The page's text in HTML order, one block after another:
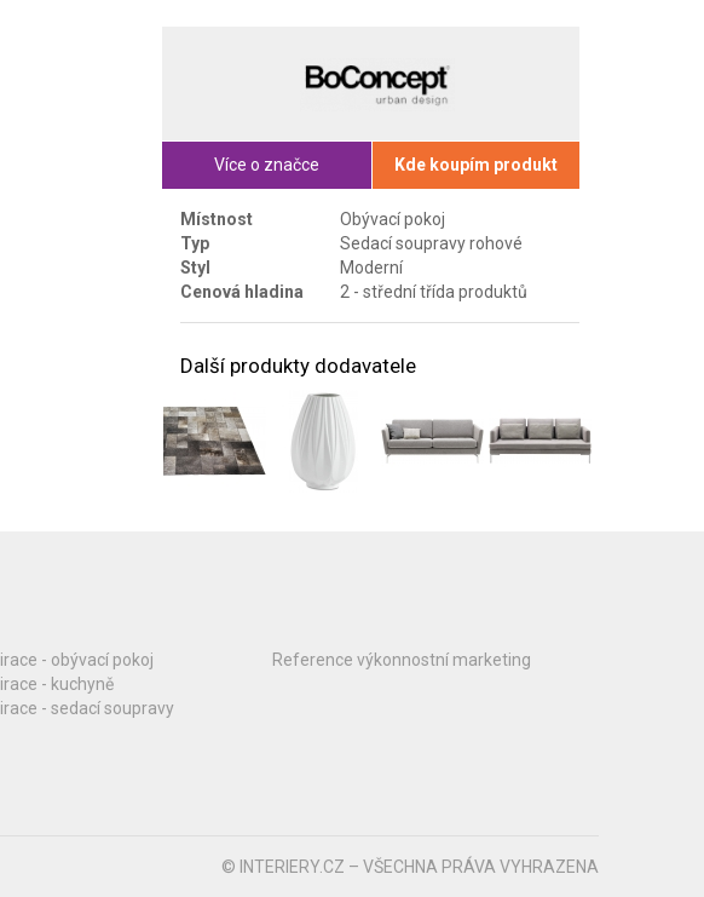
Více o značce Kde koupím produkt
Místnost
Obývací pokoj
Typ
Sedací soupravy rohové
Styl
Moderní
Cenová hladina
2 - střední třída produktů
Další produkty dodavatele
- obývací pokoj
- kuchyně
- sedací soupravy
Reference výkonnostní marketing
© INTERIERY.CZ – VŠECHNA PRÁVA VYHRAZENA